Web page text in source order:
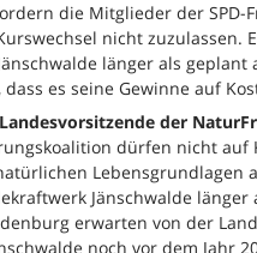
die Mitglieder der SPD-
nicht zuzulassen.
länger als
es seine Gewinne auf
der
dürfen nicht auf
Lebensgrundlagen
Jänschwalde
erwarten von der
noch vor dem Jahr